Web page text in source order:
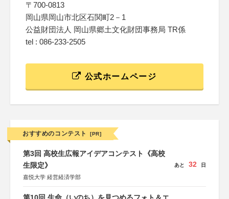
〒700-0813
岡山県岡山市北区石関町2－1
公益財団法人 岡山県郷土文化財団事務局 TR係
tel : 086-233-2505
公式ホームページ
おすすめのコンテスト [PR]
第3回 高校生広報アイデアコンテスト《高校
生限定》
嘉悦大学 経営経済学部
あと 32 日